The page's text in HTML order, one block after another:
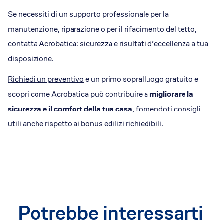
Se necessiti di un supporto professionale per la
manutenzione, riparazione o per il rifacimento del tetto,
contatta Acrobatica: sicurezza e risultati d’eccellenza a tua
disposizione.
Richiedi un preventivoe un primo sopralluogo gratuito e
scopri come Acrobatica può contribuire amigliorare la
sicurezza e il comfort della tua casa, fornendoti consigli
utili anche rispetto ai bonus edilizi richiedibili.
Potrebbe interessarti